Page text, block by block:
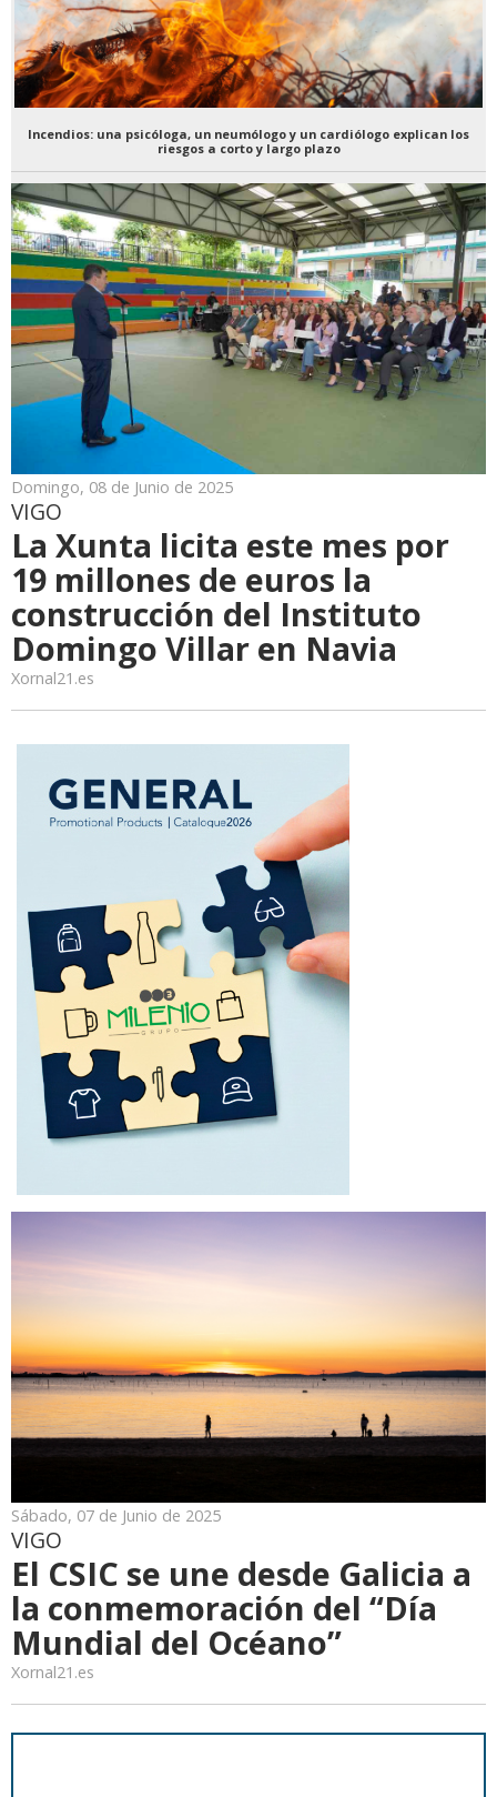
Incendios: una psicóloga, un neumólogo y un cardiólogo explican los
riesgos a corto y largo plazo
Domingo, 08 de Junio de 2025
VIGO
La Xunta licita este mes por
19 millones de euros la
construcción del Instituto
Domingo Villar en Navia
Xornal21.es
Sábado, 07 de Junio de 2025
VIGO
El CSIC se une desde Galicia a
la conmemoración del “Día
Mundial del Océano”
Xornal21.es